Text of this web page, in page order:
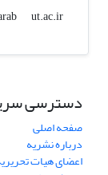
yassermoarab
ut.ac.ir
دسترسی
صفحه اصلی
درباره نشریه
اعضای هیات